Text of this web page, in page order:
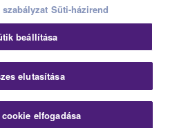
Felhasználás feltételei
Sütikre vonatkozó szabályzat
Cégjelzés
Corporation.
Süti-házirend
beállítása
elutasítása
elfogadása